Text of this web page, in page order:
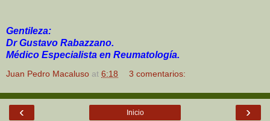
Gentileza:
Dr Gustavo Rabazzano.
Médico Especialista en Reumatología.
Juan Pedro Macaluso at 6:18 3 comentarios:
‹ ›
Inicio